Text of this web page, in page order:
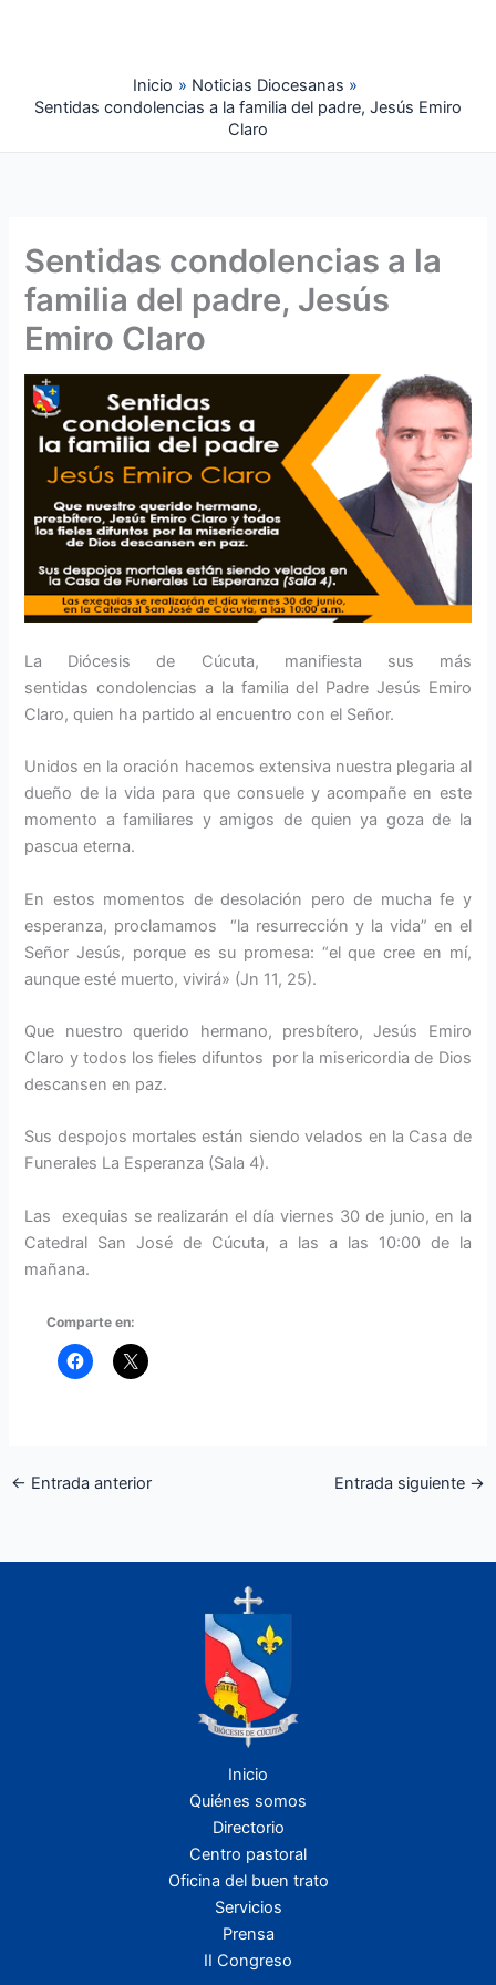
Inicio
Noticias Diocesanas
Sentidas condolencias a la familia del padre, Jesús Emiro
Claro
Sentidas condolencias a la
familia del padre, Jesús
Emiro Claro
La Diócesis de Cúcuta, manifiesta sus más
sentidas condolencias a la familia del Padre Jesús Emiro
Claro, quien ha partido al encuentro con el Señor.
Unidos en la oración hacemos extensiva nuestra plegaria al
dueño de la vida para que consuele y acompañe en este
momento a familiares y amigos de quien ya goza de la
pascua eterna.
En estos momentos de desolación pero de mucha fe y
esperanza, proclamamos “la resurrección y la vida” en el
Señor Jesús, porque es su promesa: “el que cree en mí,
aunque esté muerto, vivirá» (Jn 11, 25).
Que nuestro querido hermano, presbítero, Jesús Emiro
Claro y todos los fieles difuntos por la misericordia de Dios
descansen en paz.
Sus despojos mortales están siendo velados en la Casa de
Funerales La Esperanza (Sala 4).
Las exequias se realizarán el día viernes 30 de junio, en la
Catedral San José de Cúcuta, a las a las 10:00 de la
mañana.
Comparte en:
← Entrada anterior Entrada siguiente →
Inicio
Quiénes somos
Directorio
Centro pastoral
Oficina del buen trato
Servicios
Prensa
II Congreso